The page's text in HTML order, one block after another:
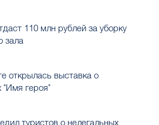
110 млн рублей за уборку
зала
открылась выставка о
"Имя героя"
туристов о нелегальных